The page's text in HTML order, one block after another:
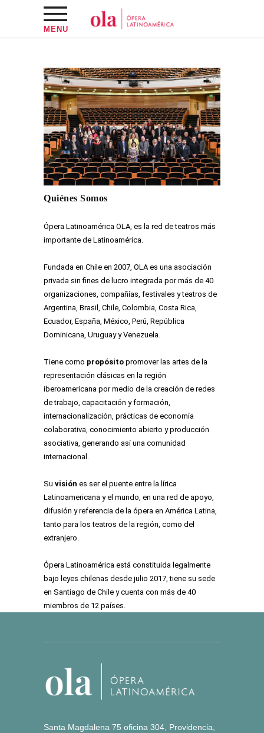
MENU
Quiénes Somos
Ópera Latinoamérica OLA, es la red de teatros más
importante de Latinoamérica.
Fundada en Chile en 2007, OLA es una asociación
privada sin fines de lucro integrada por más de 40
organizaciones, compañías, festivales y teatros de
Argentina, Brasil, Chile, Colombia, Costa Rica,
Ecuador, España, México, Perú, República
Dominicana, Uruguay y Venezuela.
Tiene como propósito promover las artes de la
representación clásicas en la región
iberoamericana por medio de la creación de redes
de trabajo, capacitación y formación,
internacionalización, prácticas de economía
colaborativa, conocimiento abierto y producción
asociativa, generando así una comunidad
internacional.
Su visión es ser el puente entre la lírica
Latinoamericana y el mundo, en una red de apoyo,
difusión y referencia de la ópera en América Latina,
tanto para los teatros de la región, como del
extranjero.
Ópera Latinoamérica está constituida legalmente
bajo leyes chilenas desde julio 2017, tiene su sede
en Santiago de Chile y cuenta con más de 40
miembros de 12 países.
Santa Magdalena 75 oficina 304, Providencia,